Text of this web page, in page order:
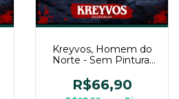
Kreyvos, Homem do
Norte - Sem Pintura,
R$66,90